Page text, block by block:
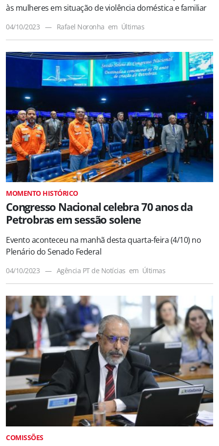
às mulheres em situação de violência doméstica e familiar
04/10/2023 — Rafael Noronha em Últimas
MOMENTO HISTÓRICO
Congresso Nacional celebra 70 anos da
Petrobras em sessão solene
Evento aconteceu na manhã desta quarta-feira (4/10) no
Plenário do Senado Federal
04/10/2023 — Agência PT de Notícias em Últimas
COMISSÕES